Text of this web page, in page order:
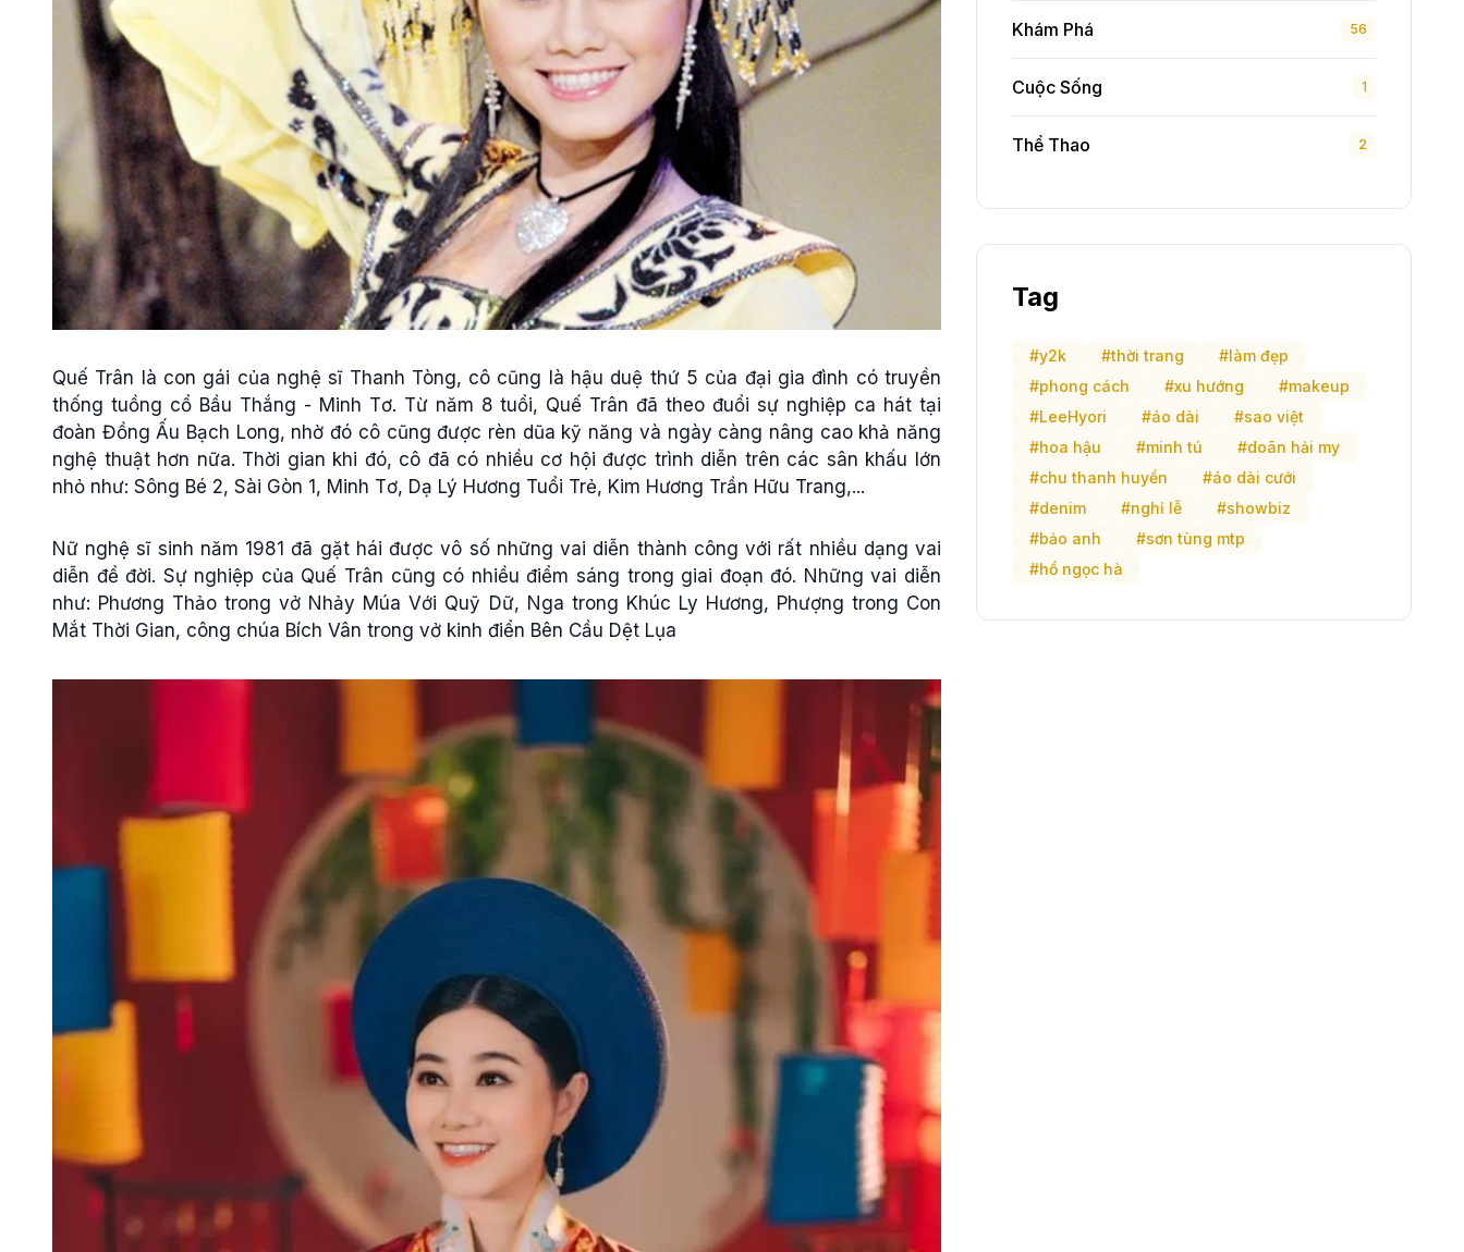
Quế Trân là con gái của nghệ sĩ Thanh Tòng, cô cũng là hậu duệ thứ 5 của đại gia đình có truyền
thống tuồng cổ Bầu Thắng - Minh Tơ. Từ năm 8 tuổi, Quế Trân đã theo đuổi sự nghiệp ca hát tại
đoàn Đồng Ấu Bạch Long, nhờ đó cô cũng được rèn dũa kỹ năng và ngày càng nâng cao khả năng
nghệ thuật hơn nữa. Thời gian khi đó, cô đã có nhiều cơ hội được trình diễn trên các sân khấu lớn
nhỏ như: Sông Bé 2, Sài Gòn 1, Minh Tơ, Dạ Lý Hương Tuổi Trẻ, Kim Hương Trần Hữu Trang,...
Nữ nghệ sĩ sinh năm 1981 đã gặt hái được vô số những vai diễn thành công với rất nhiều dạng vai
diễn để đời. Sự nghiệp của Quế Trân cũng có nhiều điểm sáng trong giai đoạn đó. Những vai diễn
như: Phương Thảo trong vở Nhảy Múa Với Quỹ Dữ, Nga trong Khúc Ly Hương, Phượng trong Con
Mắt Thời Gian, công chúa Bích Vân trong vở kinh điển Bên Cầu Dệt Lụa
Khám Phá 56
Cuộc Sống 1
Thể Thao 2
Tag
#y2k #thời trang
#làm đẹp
#phong cách
#xu hướng
#makeup
#LeeHyori
#áo dài
#sao việt
#hoa hậu
#minh tú
#doãn hải my
#chu thanh huyền
#áo dài cưới
#denim
#nghỉ lễ
#showbiz
#bảo anh
#sơn tùng mtp
#hồ ngọc hà